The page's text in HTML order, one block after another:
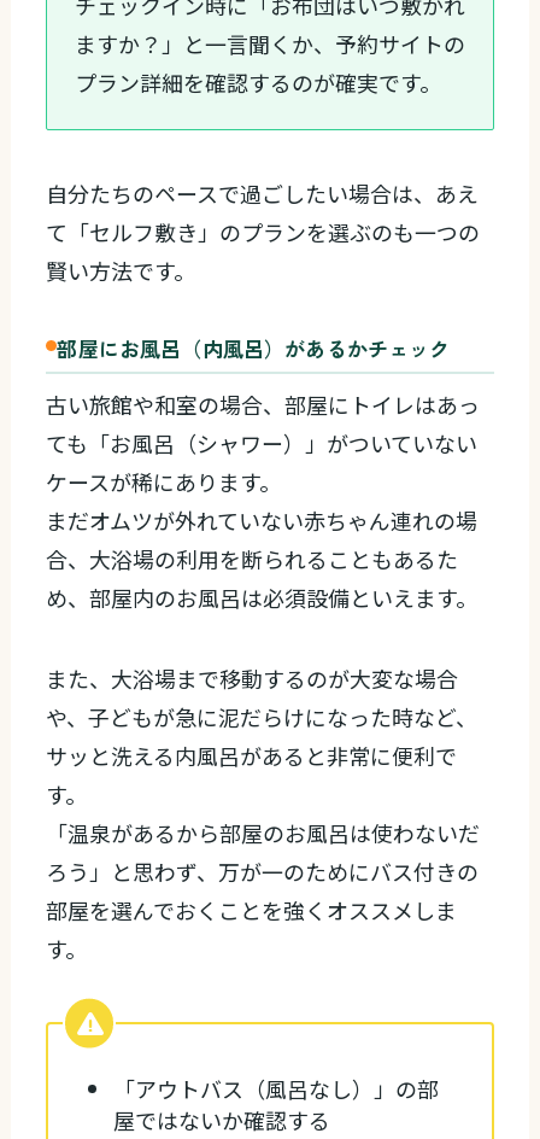
ますか？」と一言聞くか、予約サイトの
プラン詳細を確認するのが確実です。
自分たちのペースで過ごしたい場合は、あえ
て「セルフ敷き」のプランを選ぶのも一つの
賢い方法です。
部屋にお風呂（内風呂）があるかチェック
古い旅館や和室の場合、部屋にトイレはあっ
ても「お風呂（シャワー）」がついていない
ケースが稀にあります。
まだオムツが外れていない赤ちゃん連れの場
合、大浴場の利用を断られることもあるた
め、部屋内のお風呂は必須設備といえます。
また、大浴場まで移動するのが大変な場合
や、子どもが急に泥だらけになった時など、
サッと洗える内風呂があると非常に便利で
す。
「温泉があるから部屋のお風呂は使わないだ
ろう」と思わず、万が一のためにバス付きの
部屋を選んでおくことを強くオススメしま
す。
「アウトバス（風呂なし）」の部
屋ではないか確認する